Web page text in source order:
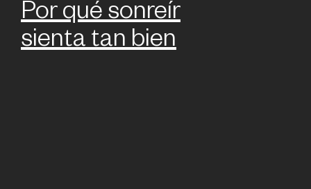
Por qué sonreír
sienta tan bien